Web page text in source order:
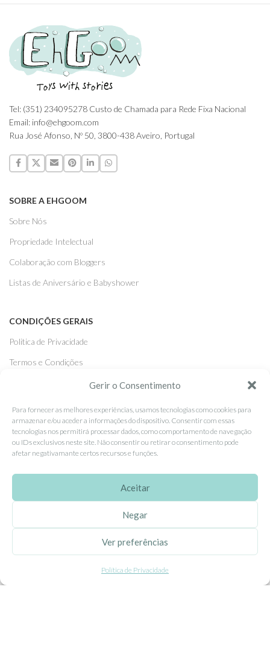
Gerir o Consentimento
Para fornecer as melhores experiências, usamos tecnologias como cookies para
armazenar e/ou aceder a informações do dispositivo. Consentir com essas
tecnologias nos permitirá processar dados, como comportamento de navegação
ou IDs exclusivos neste site. Não consentir ou retirar o consentimento pode
afetar negativamante certos recursos e funções.
Aceitar
Negar
Ver preferências
Política de Privacidade
Tel: (351) 234095278 Custo de Chamada para Rede Fixa Nacional
Email: info@ehgoom.com
Rua José Afonso, Nº 50, 3800-438 Aveiro, Portugal
SOBRE A EHGOOM
Sobre Nós
Propriedade Intelectual
Colaboração com Bloggers
Listas de Aniversário e Babyshower
CONDIÇÕES GERAIS
Politica de Privacidade
Termos e Condições
APOIO AO CLIENTE
Entregas
Trocas e Devoluções